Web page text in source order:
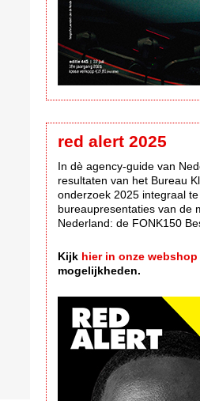
red alert 2025
In dè agency-guide van
resultaten van het Bureau
onderzoek 2025 integraal
bureaupresentaties van de
Nederland: de FONK150
Kijk hier in onze webshop
mogelijkheden.